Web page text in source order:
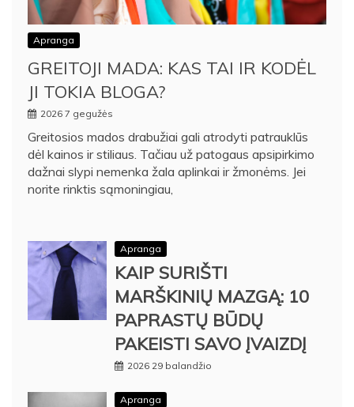
Apranga
GREITOJI MADA: KAS TAI IR KODĖL
JI TOKIA BLOGA?
2026 7 gegužės
Greitosios mados drabužiai gali atrodyti patrauklūs
dėl kainos ir stiliaus. Tačiau už patogaus apsipirkimo
dažnai slypi nemenka žala aplinkai ir žmonėms. Jei
norite rinktis sąmoningiau,
Apranga
KAIP SURIŠTI
MARŠKINIŲ MAZGĄ: 10
PAPRASTŲ BŪDŲ
PAKEISTI SAVO ĮVAIZDĮ
2026 29 balandžio
Apranga